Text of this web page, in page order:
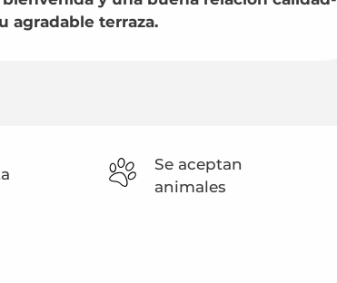
agradable terraza.
Se aceptan
animales